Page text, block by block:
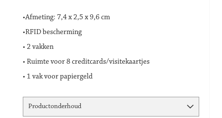
•Afmeting: 7,4 x 2,5 x 9,6 cm
•RFID bescherming
• 2 vakken
• Ruimte voor 8 creditcards/visitekaartjes
• 1 vak voor papiergeld
Productonderhoud